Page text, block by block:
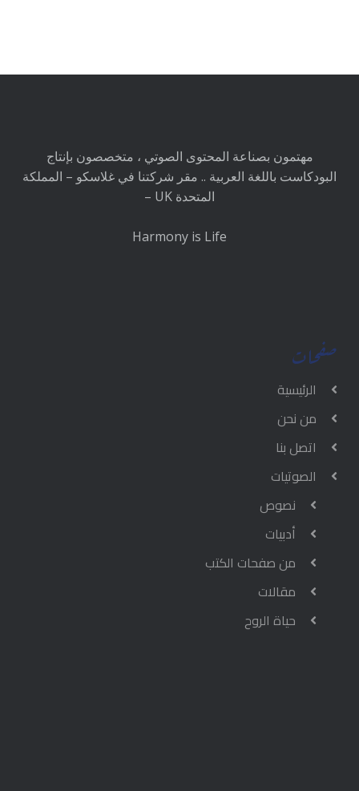
مهتمون بصناعة المحتوى الصوتي ، متخصصون بإنتاج
البودكاست باللغة العربية .. مقر شركتنا في غلاسكو – المملكة
المتحدة UK –
Harmony is Life
صفحات
الرئيسية
من نحن
اتصل بنا
الصوتيات
نصوص
أدبيات
من صفحات الكتب
مقالات
حياة الروح